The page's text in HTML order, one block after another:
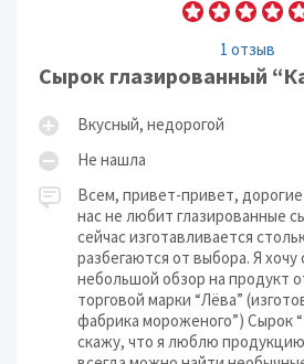
1 отзыв
Сырок глазированный
Вкусный, недорогой
Не нашла
Всем, привет-привет,
нас не любит глазированные
сейчас изготавливается
разбегаются от выбора. Я хочу
небольшой обзор на продукт
торговой марки “Лёва”
фабрика мороженого”) Сырок
скажу, что я люблю